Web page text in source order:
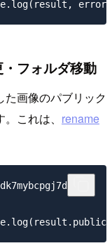
フォルダ移動
画像のパブリック
これは、 rename